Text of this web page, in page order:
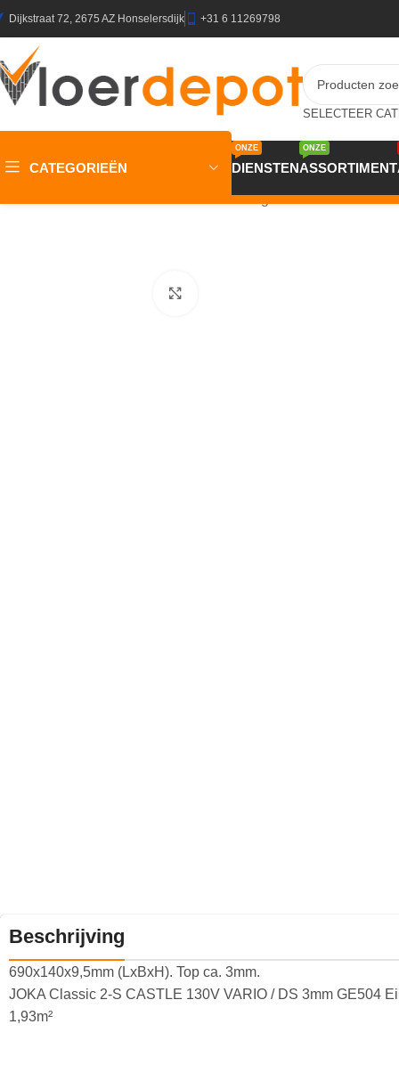
Dijkstraat 72, 2675 AZ Honselersdijk +31 6 11269798
CATEGORIEËN DIENSTEN
ONZE
ASSORTIMENT
ONZE
Meerlaags Parket/JOKA
Beschrijving
690x140x9,5mm (LxBxH). Top ca. 3mm.
JOKA Classic 2-S CASTLE 130V VARIO / DS 3mm GE504
1,93m²